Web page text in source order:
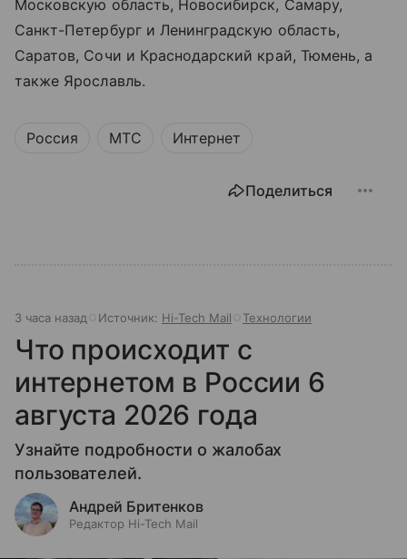
Московскую область, Новосибирск, Самару,
Санкт-Петербург и Ленинградскую область,
Саратов, Сочи и Краснодарский край, Тюмень, а
также Ярославль.
Россия МТС Интернет
Поделиться
3 часа назад Источник: Hi-Tech Mail Технологии
Что происходит с
интернетом в России 6
августа 2026 года
Узнайте подробности о жалобах
пользователей.
Андрей Бритенков
Редактор Hi-Tech Mail